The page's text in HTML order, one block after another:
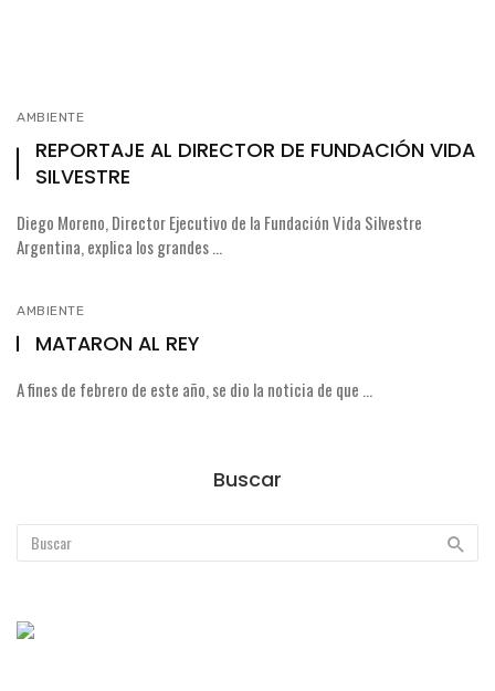
AMBIENTE
REPORTAJE AL DIRECTOR DE FUNDACIÓN VIDA
SILVESTRE
Diego Moreno, Director Ejecutivo de la Fundación Vida Silvestre
Argentina, explica los grandes ...
AMBIENTE
MATARON AL REY
A fines de febrero de este año, se dio la noticia de que ...
Buscar